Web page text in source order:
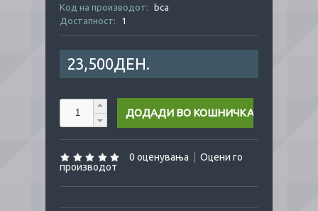
Код на производот:
bca
Достапност:
1
23,500ДЕН.
0 оценувања
Оцени го
производот